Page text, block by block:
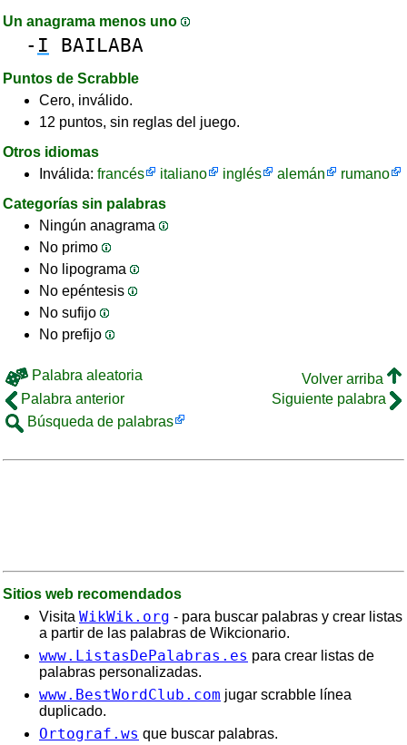
Un anagrama menos uno
- I BAILABA
Puntos de Scrabble
Cero, inválido.
12 puntos, sin reglas del juego.
Otros idiomas
Inválida: francés italiano inglés alemán
rumano
Categorías sin palabras
Ningún anagrama
No primo
No lipograma
No epéntesis
No sufijo
No prefijo
Palabra aleatoria
Volver arriba
Palabra anterior
Siguiente palabra
Búsqueda de palabras
Sitios web recomendados
Visita WikWik.org - para buscar palabras y crear listas
a partir de las palabras de Wikcionario.
www.ListasDePalabras.es para crear listas de
palabras personalizadas.
www.BestWordClub.com jugar scrabble línea
duplicado.
Ortograf.ws que buscar palabras.